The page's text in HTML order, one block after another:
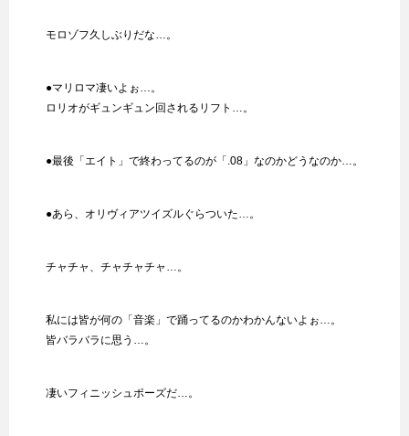
モロゾフ久しぶりだな…。
●マリロマ凄いよぉ…。
ロリオがギュンギュン回されるリフト…。
●最後「エイト」で終わってるのが「.08」なのかどうなのか…。
●あら、オリヴィアツイズルぐらついた…。
チャチャ、チャチャチャ…。
私には皆が何の「音楽」で踊ってるのかわかんないよぉ…。
皆バラバラに思う…。
凄いフィニッシュポーズだ…。